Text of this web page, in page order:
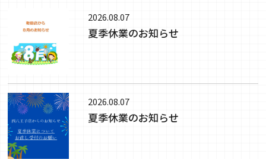
2026.08.07
夏季休業のお知らせ
2026.08.07
夏季休業のお知らせ